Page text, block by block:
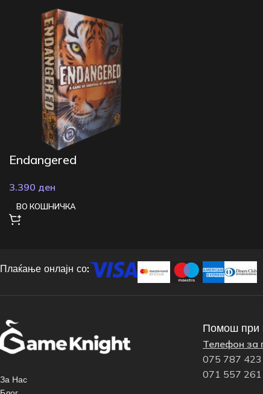
Endangered
3.390 ден
ВО КОШНИЧКА
Плаќање онлајн со:
За Нас
Помош при
Телефон за
075 787 423
071 557 261